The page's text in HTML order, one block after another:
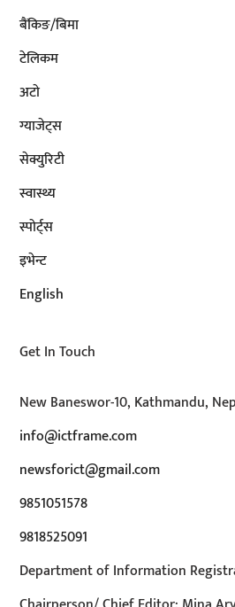
बैंकिङ/बिमा
टेलिकम
अटाे
ग्याजेट्स
सेक्युरिटी
स्वास्थ्य
स्पोर्ट्स
इभेन्ट
English
Get In Touch
New Baneswor-10, Kathmandu,
info@ictframe.com
newsforict@gmail.com
9851051578
9818525091
Department of Information